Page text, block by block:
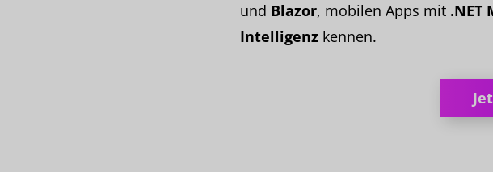
und Blazor, mobilen Apps mit .NET
Intelligenz kennen.